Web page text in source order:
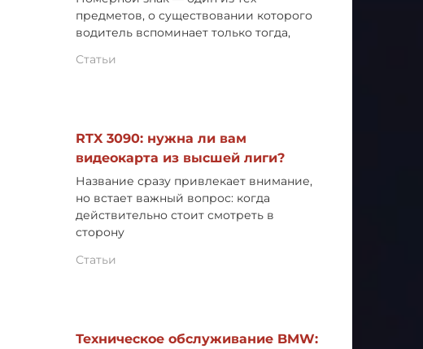
предметов, о существовании которого
водитель вспоминает только тогда,
Статьи
RTX 3090: нужна ли вам
видеокарта из высшей лиги?
Название сразу привлекает внимание,
но встает важный вопрос: когда
действительно стоит смотреть в
сторону
Статьи
Техническое обслуживание BMW: